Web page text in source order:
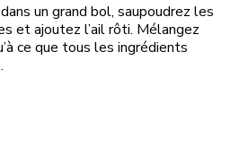
un grand bol, saupoudrez les
et ajoutez l’ail rôti. Mélangez
ce que tous les ingrédients